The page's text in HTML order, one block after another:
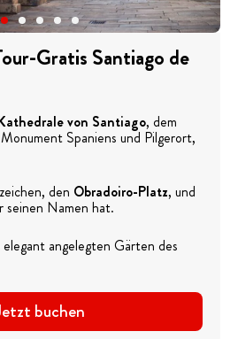
Gratis Santiago de
von Santiago, dem
Spaniens und Pilgerort,
den Obradoiro-Platz, und
seinen Namen hat.
angelegten Gärten des
buchen